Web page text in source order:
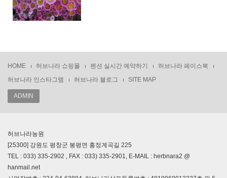
HOME 허브나라 쇼핑몰 펜션 실시간 예약하기
허브나라 페이스북
허브나라 인스타그램
허브나라 블로그 SITE MAP
ADMIN
허브나라농원
[25300] 강원도 평창군 봉평면 흥정계곡길 225
TEL : 033) 335-2902 , FAX : 033) 335-2901, E-MAIL : herbnara2 @
hanmail.net